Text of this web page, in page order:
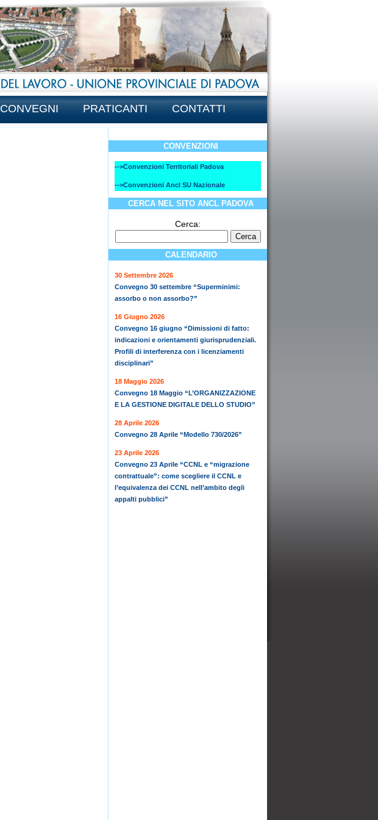
CONVEGNI PRATICANTI CONTATTI
CONVENZIONI
-->Convenzioni Territoriali Padova
-->Convenzioni Ancl SU Nazionale
CERCA NEL SITO ANCL PADOVA
Cerca:
CALENDARIO
30 Settembre 2026
Convegno 30 settembre “Superminimi:
assorbo o non assorbo?”
16 Giugno 2026
Convegno 16 giugno “Dimissioni di fatto:
indicazioni e orientamenti giurisprudenziali.
Profili di interferenza con i licenziamenti
disciplinari”
18 Maggio 2026
Convegno 18 Maggio “L’ORGANIZZAZIONE
E LA GESTIONE DIGITALE DELLO STUDIO”
28 Aprile 2026
Convegno 28 Aprile “Modello 730/2026”
23 Aprile 2026
Convegno 23 Aprile “CCNL e “migrazione
contrattuale”: come scegliere il CCNL e
l’equivalenza dei CCNL nell’ambito degli
appalti pubblici”